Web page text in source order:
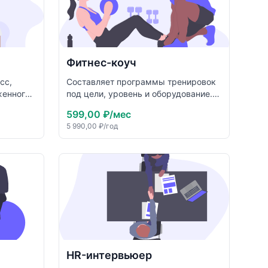
Фитнес-коуч
Составляет программы тренировок
под цели, уровень и оборудование.
мотивирует и отслеживает прогресс.
599,00 ₽/мес
5 990,00 ₽/год
HR-интервьюер